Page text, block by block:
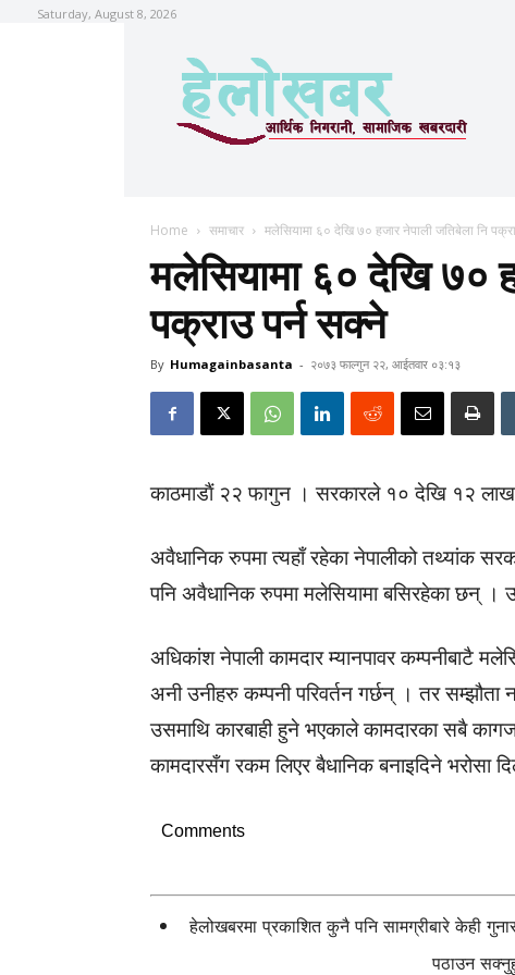
Saturday, August 8, 2026
Home समाचार मलेसियामा ६० देखि ७० हजार नेपाली जतिबेला नि
मलेसियामा ६० देखि ७०
पक्राउ पर्न सक्ने
By Humagainbasanta - २०७३ फाल्गुन २२, आईतवार ०३:१३
काठमाडाैं २२ फागुन । सरकारले १० देखि १२ लाख
अवैधानिक रुपमा त्यहाँ रहेका नेपालीको तथ्यांक
पनि अवैधानिक रुपमा मलेसियामा बसिरहेका छन्
अधिकांश नेपाली कामदार म्यानपावर कम्पनीबाटै
अनी उनीहरु कम्पनी परिवर्तन गर्छन् । तर सम्झौता
उसमाथि कारबाही हुने भएकाले कामदारका सबै
कामदारसँग रकम लिएर बैधानिक बनाइदिने भरोसा
Comments
हेलोखबरमा प्रकाशित कुनै पनि सामग्रीबारे केही
पठाउन